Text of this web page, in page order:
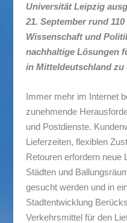
Universität Leipzig
21. September rund
Wissenschaft und
nachhaltige Lösungen
in Mitteldeutschland zu
Immer mehr im Internet
zunehmende
und Postdienste.
Lieferzeiten, flexiblen
Retouren erfordern neue
Städten und
gesucht werden und in
Stadtentwicklung
Verkehrsmittel für den